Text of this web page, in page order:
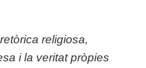
religiosa,
i la veritat pròpies